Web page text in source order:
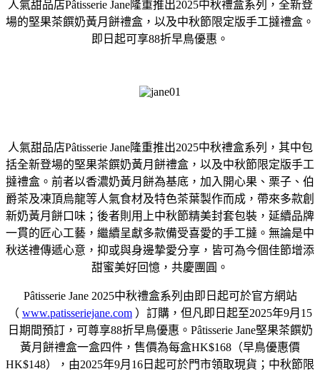
人氣甜品店Pâtisserie Jane隆重推出2025中秋禮盒系列，全新登
場的堅果茶饌奶黃月餅禮盒，以及中秋節限定版手工撻禮盒。
即日起可享88折早鳥優惠。
人氣甜品店Pâtisserie Jane隆重推出2025中秋禮盒系列，其中包
括全新登場的堅果茶饌奶黃月餅禮盒，以及中秋節限定版手工
撻禮盒。前者以香濃奶黃月餅為基底，加入開心果、栗子、伯
爵茶及凍頂烏龍等人氣食材及特色茶葉製作而成，帶來多款創
新奶黃月餅口味；後者則用上中秋節精美封套包裝，延續品牌
一貫的匠心工藝，繼續呈獻多款備受喜愛的手工撻。無論是中
秋送禮傳遞心意，抑或與身邊摯愛分享，皆可為今個佳節增添
甜蜜美好回憶，共慶團圓。
Pâtisserie Jane 2025中秋禮盒系列由即日起可於官方網站
（ www.patisseriejane.com ）訂購，但凡即日起至2025年9月15
日期間預訂，可尊享88折早鳥優惠。Pâtisserie Jane堅果茶饌奶
黃月餅禮盒一盒四件，售價為每盒HK$168（早鳥優惠價
HK$148），由2025年9月16日起可於門市領取現貨；中秋節限